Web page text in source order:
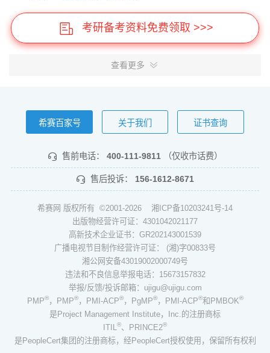
考研备考资料免费领取 >>>
查看更多
希赛百家号 关于我们 证书查询
售前电话： 400-111-9811 （仅收市话费）
售后投诉： 156-1612-8671
希赛网 版权所有 ©2001-2026 湘ICP备10203241号-14
出版物经营许可证：4301042021177
高新技术企业证书：GR202143001539
广播电视节目制作经营许可证： (湘)字00833号
湘公网安备43019002000749号
违法和不良信息举报电话：15673157832
举报/反馈/投诉邮箱：ujigu@ujigu.com
PMP®，PMP®，PMI-ACP®，PgMP®，PMI-ACP®和PMBOK®
是Project Management Institute，Inc.的注册商标
ITIL ®、PRINCE2®
是PeopleCert集团的注册商标，经PeopleCert授权使用，保留所有权利